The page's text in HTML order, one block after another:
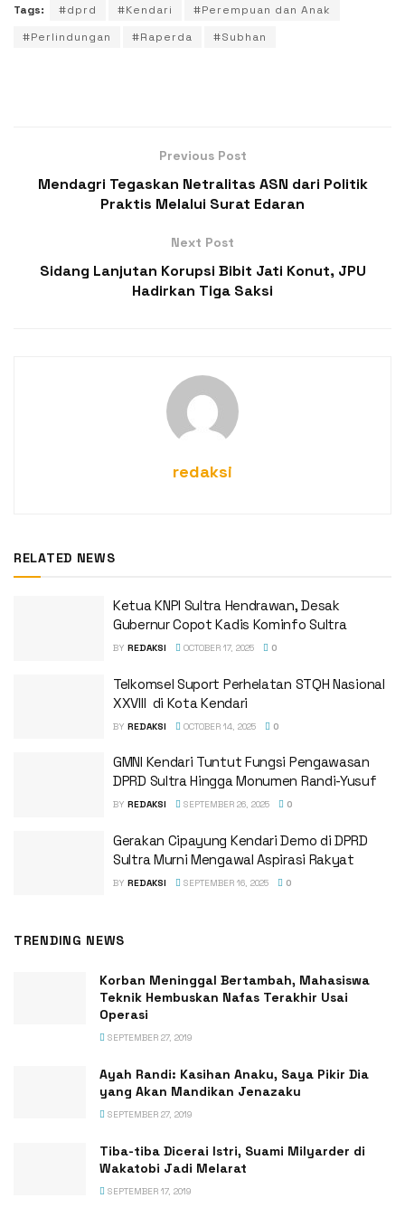
Tags: #dprd #Kendari
#Perempuan dan Anak
#Perlindungan
#Raperda #Subhan
Previous Post
Mendagri Tegaskan Netralitas ASN dari Politik
Praktis Melalui Surat Edaran
Next Post
Sidang Lanjutan Korupsi Bibit Jati Konut, JPU
Hadirkan Tiga Saksi
redaksi
RELATED NEWS
Ketua KNPI Sultra Hendrawan, Desak
Gubernur Copot Kadis Kominfo Sultra
BY REDAKSI OCTOBER 17, 2025 0
Telkomsel Suport Perhelatan STQH Nasional
XXVIII di Kota Kendari
BY REDAKSI OCTOBER 14, 2025 0
GMNI Kendari Tuntut Fungsi Pengawasan
DPRD Sultra Hingga Monumen Randi-Yusuf ‎
BY REDAKSI SEPTEMBER 26, 2025 0
Gerakan Cipayung Kendari Demo di DPRD
Sultra Murni Mengawal Aspirasi Rakyat
BY REDAKSI SEPTEMBER 16, 2025 0
TRENDING NEWS
Korban Meninggal Bertambah, Mahasiswa
Teknik Hembuskan Nafas Terakhir Usai
Operasi
SEPTEMBER 27, 2019
Ayah Randi: Kasihan Anaku, Saya Pikir Dia
yang Akan Mandikan Jenazaku
SEPTEMBER 27, 2019
Tiba-tiba Dicerai Istri, Suami Milyarder di
Wakatobi Jadi Melarat
SEPTEMBER 17, 2019